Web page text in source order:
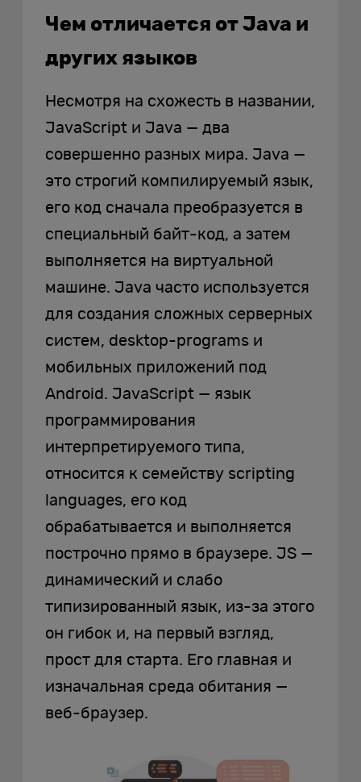
Чем отличается от Java и
других языков
Несмотря на схожесть в названии,
JavaScript и Java — два
совершенно разных мира. Java —
это строгий компилируемый язык,
его код сначала преобразуется в
специальный байт-код, а затем
выполняется на виртуальной
машине. Java часто используется
для создания сложных серверных
систем, desktop-programs и
мобильных приложений под
Android. JavaScript — язык
программирования
интерпретируемого типа,
относится к семейству scripting
languages, его код
обрабатывается и выполняется
построчно прямо в браузере. JS —
динамический и слабо
типизированный язык, из-за этого
он гибок и, на первый взгляд,
прост для старта. Его главная и
изначальная среда обитания —
веб-браузер.